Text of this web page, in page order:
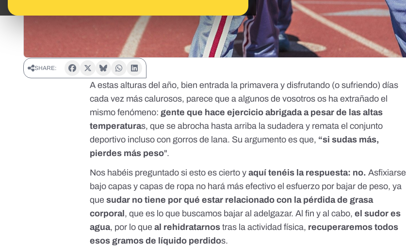
SHARE:
A estas alturas del año, bien entrada la primavera y disfrutando (o sufriendo) días
cada vez más calurosos, parece que a algunos de vosotros os ha extrañado el
mismo fenómeno: gente que hace ejercicio abrigada a pesar de las altas
temperaturas, que se abrocha hasta arriba la sudadera y remata el conjunto
deportivo incluso con gorros de lana. Su argumento es que, “si sudas más,
pierdes más peso".
Nos habéis preguntado si esto es cierto yaquí tenéis la respuesta: no. Asfixiarse
bajo capas y capas de ropa no hará más efectivo el esfuerzo por bajar de peso, ya
quesudar no tiene por qué estar relacionado con la pérdida de grasa
corporal, que es lo que buscamos bajar al adelgazar. Al fin y al cabo,el sudor es
agua, por lo queal rehidratarnos tras la actividad física, recuperaremos todos
esos gramos de líquido perdidos.